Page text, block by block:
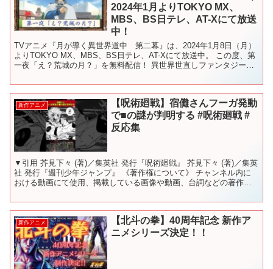
2024年1月よりTOKYO MX、
MBS、BS日テレ、AT-Xにて放送
中！
TVアニメ『月が導く異世界道中 第二幕』は、2024年1月8日（月）
よりTOKYO MX、MBS、BS日テレ、AT-Xにて放送中。 この度、第
一夜「え？荒城の月？」を無料配信！ 異世界世直しファンタジー第
新作アニメ
【呪術廻戦】宿儺さんフーガ発動
で■の謎が判明する #呪術廻戦 #
反応集
▼引用 芥見下々 (著)／集英社 発行『呪術廻戦』 芥見下々 (著)／集英
社 発行『週刊少年ジャンプ』 《著作権について》 チャンネル内に
おける動画にて使用、掲載している画像や動画、台詞などの著作
新作アニメ
【北斗の拳】40周年記念 新作ア
ニメシリーズ決定！！